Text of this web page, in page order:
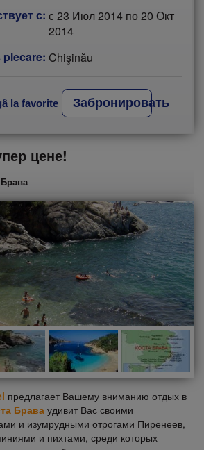
с: с23 Июл 2014 по20 Окт
2014
plecare: Chişinău
la favorite Забронировать
цене!
предлагает Вашему вниманию отдых в
Браваудивит Вас своими
и изумрудными отрогами Пиренеев,
и пихтами, среди которых